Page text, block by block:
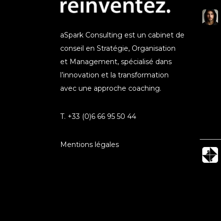
aSpark Consulting est un cabinet de
conseil en Stratégie, Organisation
et Management, spécialisé dans
l’innovation et la transformation
avec une approche coaching.
T. +33 (0)6 66 95 50 44
Mentions légales